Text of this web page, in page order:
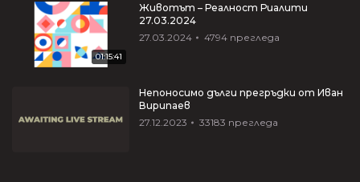
01:15:41
Животът – Реалност Риалити
27.03.2024
27.03.2024
4794 прегледа
Непоносимо дълги прегръдки от Иван
Вирипаев
27.12.2023
33183 прегледа